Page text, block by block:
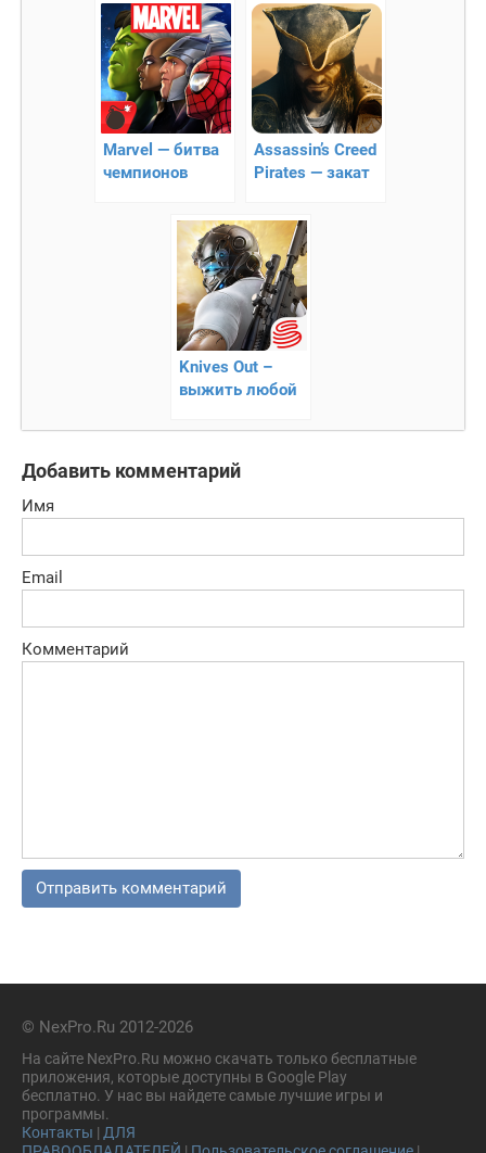
Marvel — битва
чемпионов
Assassin’s Creed
Pirates — закат
Knives Out –
выжить любой
Добавить комментарий
Имя
Email
Комментарий
© NexPro.Ru 2012-2026
На сайте NexPro.Ru можно скачать только бесплатные
приложения, которые доступны в Google Play
бесплатно. У нас вы найдете самые лучшие игры и
программы.
Контакты | ДЛЯ